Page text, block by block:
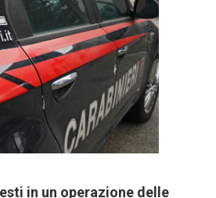
in un operazione delle